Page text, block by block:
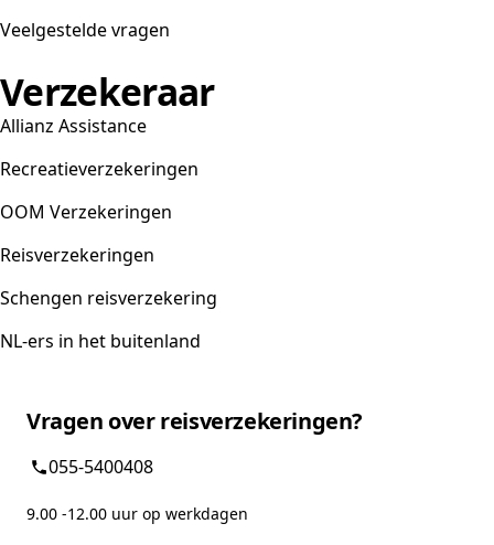
Veelgestelde vragen
Verzekeraar
Allianz Assistance
Recreatieverzekeringen
OOM Verzekeringen
Reisverzekeringen
Schengen reisverzekering
NL-ers in het buitenland
Vragen over reisverzekeringen?
055-5400408
9.00 -12.00 uur op werkdagen